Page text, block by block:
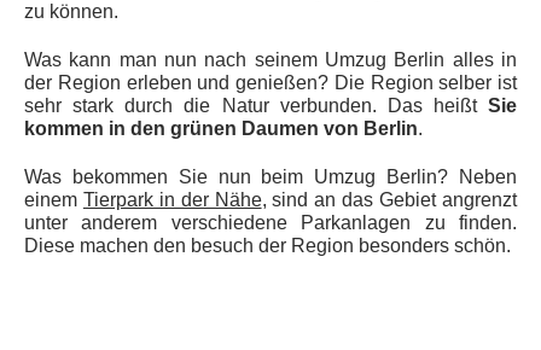
zu können.
Was kann man nun nach seinem Umzug Berlin alles in
der Region erleben und genießen? Die Region selber ist
sehr stark durch die Natur verbunden. Das heißt Sie
kommen in den grünen Daumen von Berlin.
Was bekommen Sie nun beim Umzug Berlin? Neben
einem Tierpark in der Nähe, sind an das Gebiet angrenzt
unter anderem verschiedene Parkanlagen zu finden.
Diese machen den besuch der Region besonders schön.